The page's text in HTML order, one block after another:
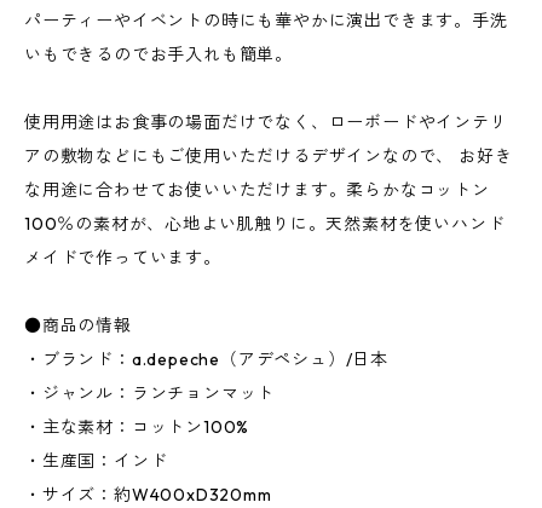
パーティーやイベントの時にも華やかに演出できます。手洗
いもできるのでお手入れも簡単。
使用用途はお食事の場面だけでなく、ローボードやインテリ
アの敷物などにもご使用いただけるデザインなので、 お好き
な用途に合わせてお使いいただけます。柔らかなコットン
100％の素材が、心地よい肌触りに。天然素材を使いハンド
メイドで作っています。
●商品の情報
・ブランド：a.depeche（アデペシュ）/日本
・ジャンル：ランチョンマット
・主な素材：コットン100%
・生産国：インド
・サイズ：約W400xD320mm